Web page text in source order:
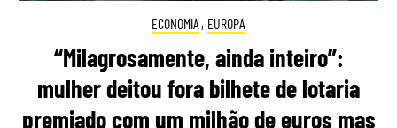
ECONOMIA , EUROPA
“Milagrosamente, ainda inteiro”:
mulher deitou fora bilhete de lotaria
premiado com um milhão de euros mas